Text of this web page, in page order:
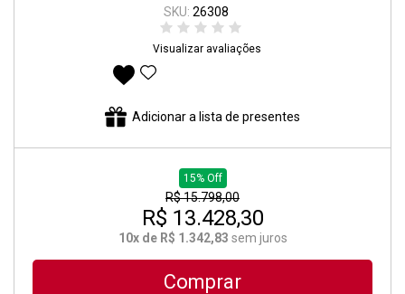
SKU: 26308
Visualizar avaliações
Adicionar a lista de presentes
15% Off
R$ 15.798,00
R$ 13.428,30
10x de R$ 1.342,83 sem juros
Comprar